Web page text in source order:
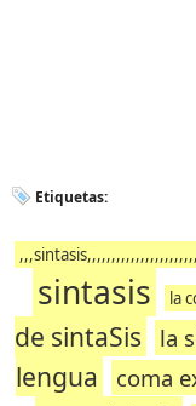
Etiquetas:
sintasis la
de sintaSis
la
lengua
coma